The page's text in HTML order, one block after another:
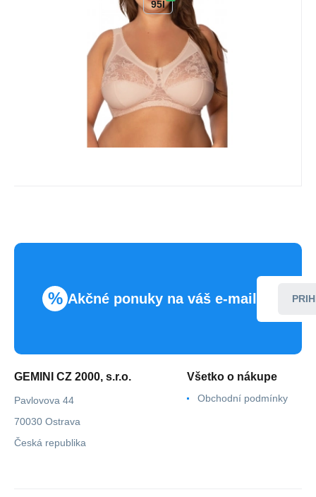
95I
Obľúbený
Porovnať
% Akčné ponuky na váš e-mail
GEMINI CZ 2000, s.r.o.
Pavlovova 44
70030 Ostrava
Česká republika
Všetko o nákupe
Obchodní podmínky